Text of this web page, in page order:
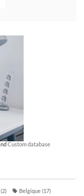
Custom database
(2) Belgique(17)